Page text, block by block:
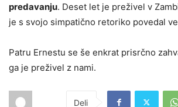
predavanju. Deset let je preživel v
je s svojo simpatično retoriko povedal
Patru Ernestu se še enkrat prisrčno
ga je preživel z nami.